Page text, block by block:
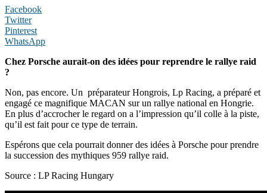
Facebook
Twitter
Pinterest
WhatsApp
Chez Porsche aurait-on des idées pour reprendre le rallye raid
?
Non, pas encore. Un préparateur Hongrois, Lp Racing, a préparé et
engagé ce magnifique MACAN sur un rallye national en Hongrie.
En plus d’accrocher le regard on a l’impression qu’il colle à la piste,
qu’il est fait pour ce type de terrain.
Espérons que cela pourrait donner des idées à Porsche pour prendre
la succession des mythiques 959 rallye raid.
Source : LP Racing Hungary